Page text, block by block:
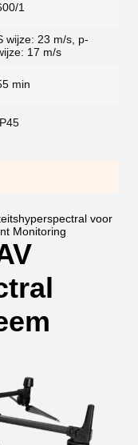
1
wijze: 23 m/s, p-
17 m/s
min
voor
Monitoring